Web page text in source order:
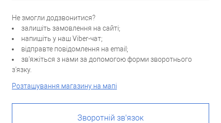
Не змогли додзвонитися?
залишіть замовлення на сайті;
напишіть у наш Viber-чат;
відправте повідомлення на email;
зв'яжіться з нами за допомогою форми зворотнього
з'язку.
Розташування магазину на мапі
Зворотній зв'язок